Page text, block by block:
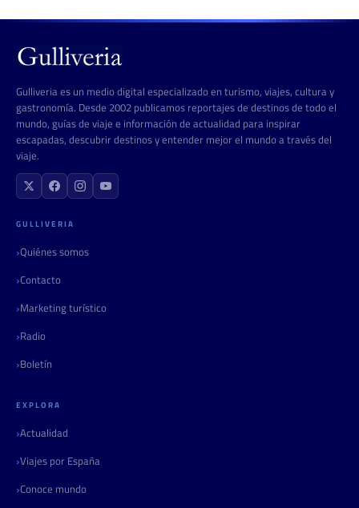
Gulliveria es un medio digital especializado en turismo, viajes, cultura y
gastronomía. Desde 2002 publicamos reportajes de destinos de todo el
mundo, guías de viaje e información de actualidad para inspirar
escapadas, descubrir destinos y entender mejor el mundo a través del
viaje.
GULLIVERIA
Quiénes somos
Contacto
Marketing turístico
Radio
Boletín
EXPLORA
Actualidad
Viajes por España
Conoce mundo